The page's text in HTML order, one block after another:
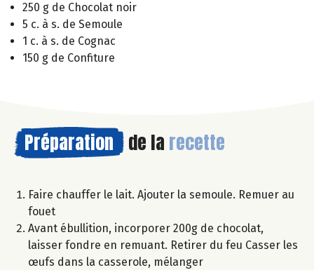
250 g de Chocolat noir
5 c. à s. de Semoule
1 c. à s. de Cognac
150 g de Confiture
Préparation de la recette
Faire chauffer le lait. Ajouter la semoule. Remuer au
fouet
Avant ébullition, incorporer 200g de chocolat,
laisser fondre en remuant. Retirer du feu Casser les
œufs dans la casserole, mélanger